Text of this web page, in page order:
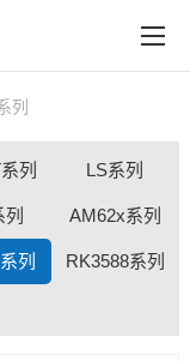
在线购买
列
列 LS系列
AM62x系列
列 RK3588系列